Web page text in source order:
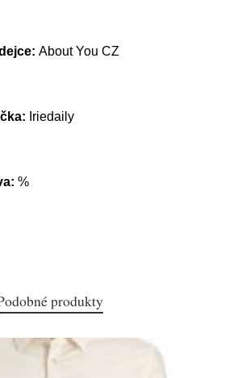
About You CZ
Iriedaily
%
produkty